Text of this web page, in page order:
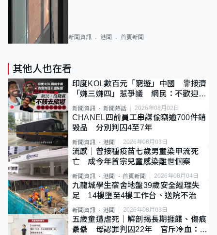
新聞資訊 港聞 首頁新聞
其他人也在看
印度KOL數百元「窮遊」中國 靠接濟
「嫌三嫌四」惹爭議 網民：不歡迎劣
質旅客
新聞資訊 新聞熱話 2026年08月02日
CHANEL四前員工串謀偷竊逾700件銷
毀品 分別判囚4至7年
新聞資訊 港聞 2026年08月03日
流感｜曾接種疫苗七歲男童染甲流死
亡 成今年首宗兒童感染離世個案
新聞資訊 港聞 首頁新聞 2026年08月04日
九龍城學生宿舍地盤39歲安全經理失
足 14樓墮至4樓工作台、送院不治
新聞資訊 港聞 2026年08月03日
五歲童遭虐死｜解剖揭長期捱餓、傷痕
纍纍 母認罪判囚22年 官斥冷血：同